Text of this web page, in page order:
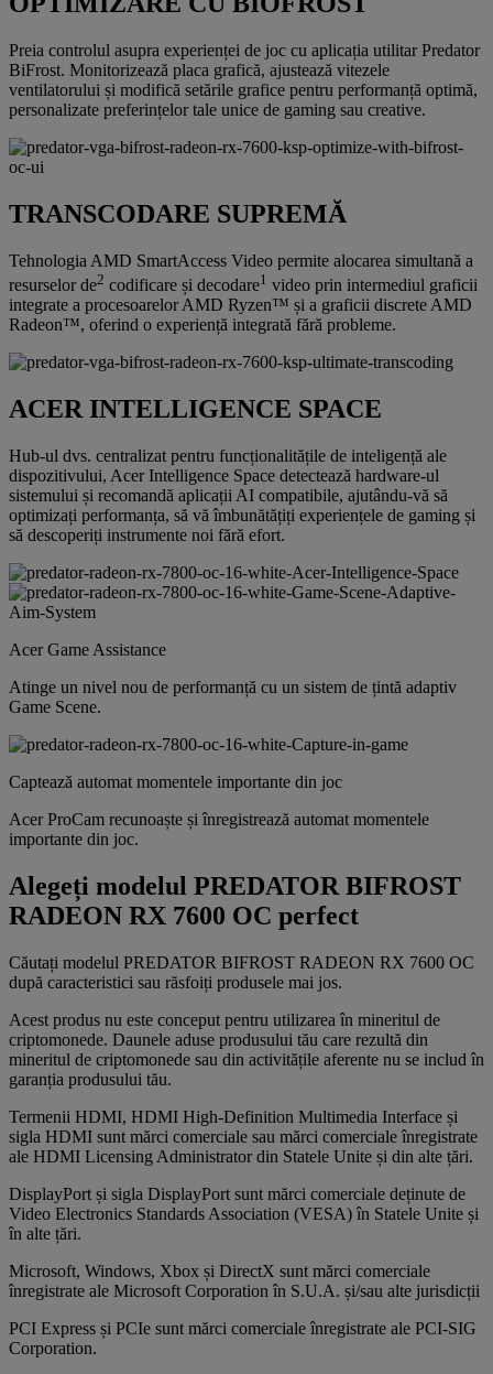
Preia controlul asupra experienței de joc cu aplicația utilitar Predator
BiFrost. Monitorizează placa grafică, ajustează vitezele
ventilatorului și modifică setările grafice pentru performanță optimă,
personalizate preferințelor tale unice de gaming sau creative.
TRANSCODARE SUPREMĂ
Tehnologia AMD SmartAccess Video permite alocarea simultană a
resurselor de2 codificare și decodare1 video prin intermediul graficii
integrate a procesoarelor AMD Ryzen™ și a graficii discrete AMD
Radeon™, oferind o experiență integrată fără probleme.
ACER INTELLIGENCE SPACE
Hub-ul dvs. centralizat pentru funcționalitățile de inteligență ale
dispozitivului, Acer Intelligence Space detectează hardware-ul
sistemului și recomandă aplicații AI compatibile, ajutându-vă să
optimizați performanța, să vă îmbunătățiți experiențele de gaming și
să descoperiți instrumente noi fără efort.
Acer Game Assistance
Atinge un nivel nou de performanță cu un sistem de țintă adaptiv
Game Scene.
Captează automat momentele importante din joc
Acer ProCam recunoaște și înregistrează automat momentele
importante din joc.
Alegeți modelul PREDATOR BIFROST
RADEON RX 7600 OC perfect
Căutați modelul PREDATOR BIFROST RADEON RX 7600 OC
după caracteristici sau răsfoiți produsele mai jos.
Acest produs nu este conceput pentru utilizarea în mineritul de
criptomonede. Daunele aduse produsului tău care rezultă din
mineritul de criptomonede sau din activitățile aferente nu se includ în
garanția produsului tău.
Termenii HDMI, HDMI High-Definition Multimedia Interface și
sigla HDMI sunt mărci comerciale sau mărci comerciale înregistrate
ale HDMI Licensing Administrator din Statele Unite și din alte țări.
DisplayPort și sigla DisplayPort sunt mărci comerciale deținute de
Video Electronics Standards Association (VESA) în Statele Unite și
în alte țări.
Microsoft, Windows, Xbox și DirectX sunt mărci comerciale
înregistrate ale Microsoft Corporation în S.U.A. și/sau alte jurisdicții
PCI Express și PCIe sunt mărci comerciale înregistrate ale PCI-SIG
Corporation.